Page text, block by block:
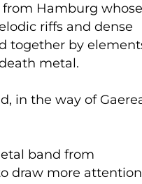
from Hamburg
riffs and dense
together by
metal.
in the way of
band from
draw more attention